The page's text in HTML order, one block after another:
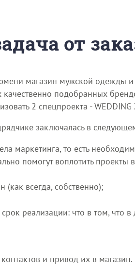
от
магазин мужской одежды
качественно подобранных
2 спецпроекта -
заключалась в
маркетинга, то есть
помогут воплотить проекты
всегда, собственно);
реализации: что в том, что
и привод их в магазин.